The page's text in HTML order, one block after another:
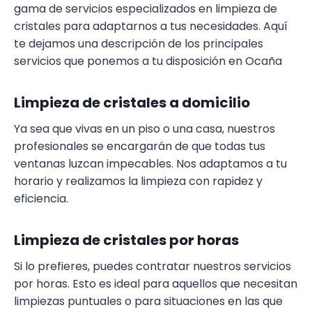
gama de servicios especializados en limpieza de
cristales para adaptarnos a tus necesidades. Aquí
te dejamos una descripción de los principales
servicios que ponemos a tu disposición en Ocaña
Limpieza de cristales a domicilio
Ya sea que vivas en un piso o una casa, nuestros
profesionales se encargarán de que todas tus
ventanas luzcan impecables. Nos adaptamos a tu
horario y realizamos la limpieza con rapidez y
eficiencia.
Limpieza de cristales por horas
Si lo prefieres, puedes contratar nuestros servicios
por horas. Esto es ideal para aquellos que necesitan
limpiezas puntuales o para situaciones en las que